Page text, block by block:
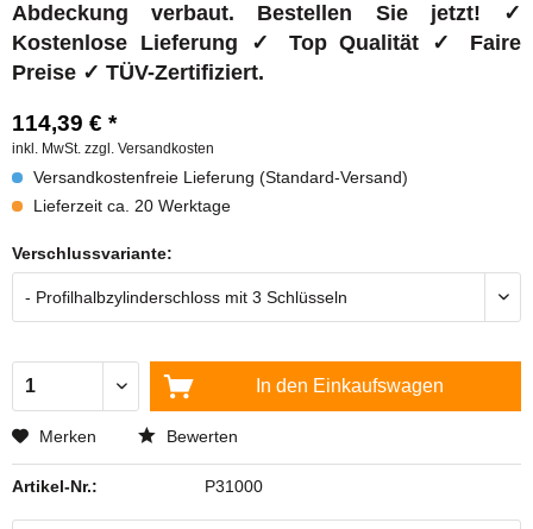
Abdeckung verbaut. Bestellen Sie jetzt! ✓
Kostenlose Lieferung ✓ Top Qualität ✓ Faire
Preise ✓ TÜV-Zertifiziert.
114,39 € *
inkl. MwSt. zzgl. Versandkosten
Versandkostenfreie Lieferung (Standard-Versand)
Lieferzeit ca. 20 Werktage
Verschlussvariante:
In den Einkaufswagen
Merken Bewerten
Artikel-Nr.: P31000